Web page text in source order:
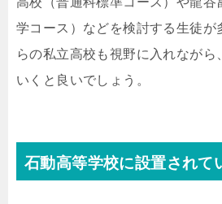
学コース）などを検討する生徒が
らの私立高校も視野に入れながら
いくと良いでしょう。
石動高等学校に設置されて